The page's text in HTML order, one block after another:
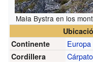
Mała Bystra en los
Continente
Europa
Cordillera